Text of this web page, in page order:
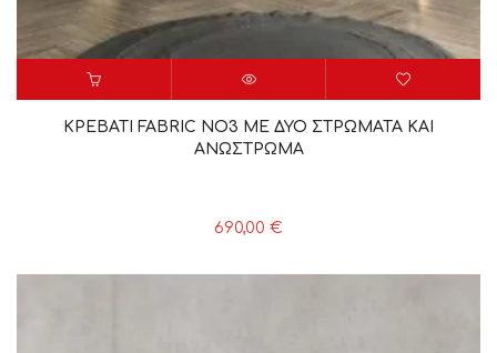
ΚΡΕΒΑΤΙ FABRIC NO3 ΜΕ ΔΥΟ ΣΤΡΩΜΑΤΑ ΚΑΙ
ΑΝΩΣΤΡΩΜΑ
690,00 €